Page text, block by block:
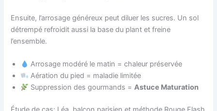
Ensuite, l’arrosage généreux peut diluer les sucres. Un sol
détrempé refroidit aussi la base du plant et freine
l’ensemble.
Arrosage modéré le matin = chaleur préservée
Aération du pied = maladie limitée
Suppression des gourmands =Astuce Maturation